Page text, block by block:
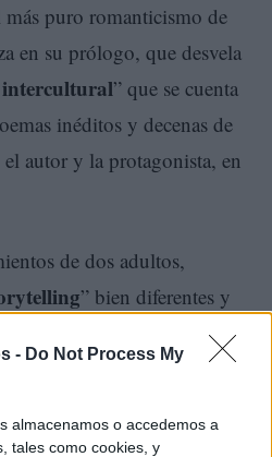
- Do Not Process My
almacenamos o accedemos a
tales como cookies, y
puro romanticismo de
en su prólogo, que desvela
” que se cuenta
inéditos y decenas de
autor y la protagonista, en
de dos adultos,
” bien diferentes y
dos alejados continentes
más actual de todas, y la que
también, si la quieres